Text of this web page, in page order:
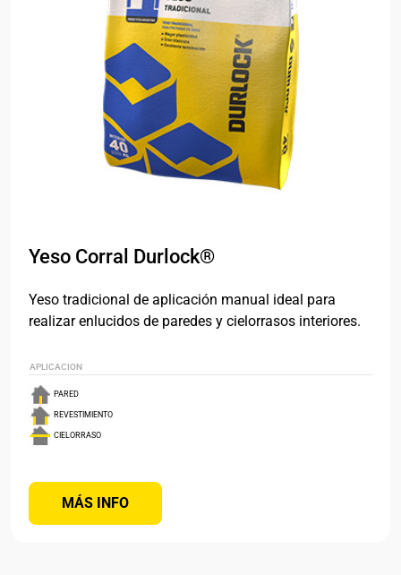
Yeso Corral Durlock®
Yeso tradicional de aplicación manual ideal para
realizar enlucidos de paredes y cielorrasos interiores.
APLICACION
PARED
REVESTIMIENTO
CIELORRASO
MÁS INFO